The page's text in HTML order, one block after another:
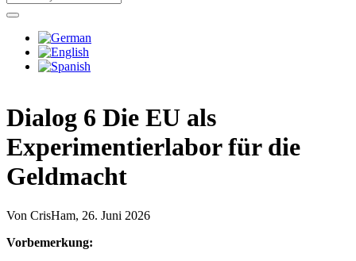
Suche
Sprachumschalter
Dialog 6 Die EU als
Experimentierlabor für die
Geldmacht
Von CrisHam, 26. Juni 2026
Vorbemerkung: